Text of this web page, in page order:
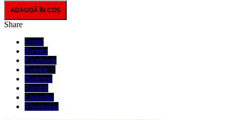
ADAUGĂ ÎN COȘ
Share
Email
Twitter
Facebook
Google +
Pinterest
Tumblr
Linkedin
Vkontakte